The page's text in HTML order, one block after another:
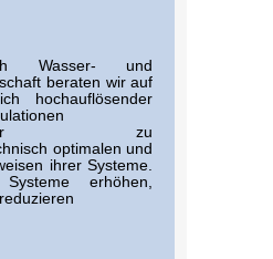
Wasser- und
beraten wir auf
hochauflösender
zu
optimalen und
ihrer Systeme.
erhöhen,